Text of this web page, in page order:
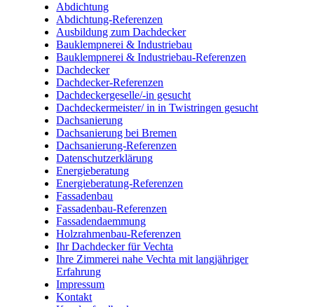
Abdichtung
Abdichtung-Referenzen
Ausbildung zum Dachdecker
Bauklempnerei & Industriebau
Bauklempnerei & Industriebau-Referenzen
Dachdecker
Dachdecker-Referenzen
Dachdeckergeselle/-in gesucht
Dachdeckermeister/ in in Twistringen gesucht
Dachsanierung
Dachsanierung bei Bremen
Dachsanierung-Referenzen
Datenschutzerklärung
Energieberatung
Energieberatung-Referenzen
Fassadenbau
Fassadenbau-Referenzen
Fassadendaemmung
Holzrahmenbau-Referenzen
Ihr Dachdecker für Vechta
Ihre Zimmerei nahe Vechta mit langjähriger
Erfahrung
Impressum
Kontakt